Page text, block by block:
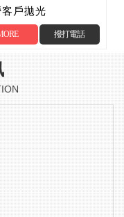
戶拋光
撥打電話